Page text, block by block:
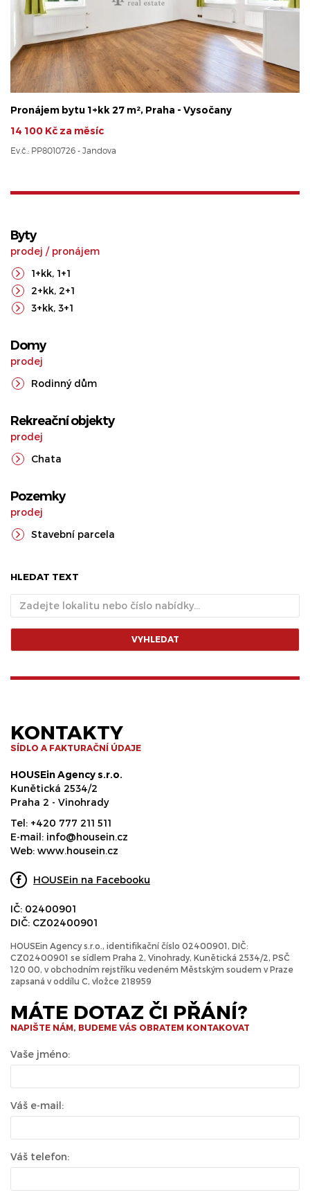
Pronájem bytu 1+kk 27 m², Praha - Vysočany
14 100 Kč za měsíc
Ev.č.: PP8010726 - Jandova
Byty
prodej / pronájem
1+kk, 1+1
2+kk, 2+1
3+kk, 3+1
Domy
prodej
Rodinný dům
Rekreační objekty
prodej
Chata
Pozemky
prodej
Stavební parcela
HLEDAT TEXT
VYHLEDAT
KONTAKTY
SÍDLO A FAKTURAČNÍ ÚDAJE
HOUSEin Agency s.r.o.
Kunětická 2534/2
Praha 2 - Vinohrady
Tel: +420 777 211 511
E-mail: info@housein.cz
Web: www.housein.cz
HOUSEin na Facebooku
IČ: 02400901
DIČ: CZ02400901
HOUSEin Agency s.r.o., identifikační číslo 02400901, DIČ:
CZ02400901 se sídlem Praha 2, Vinohrady, Kunětická 2534/2, PSČ
120 00, v obchodním rejstříku vedeném Městským soudem v Praze
zapsaná v oddílu C, vložce 218959
MÁTE DOTAZ ČI PŘÁNÍ?
NAPIŠTE NÁM, BUDEME VÁS OBRATEM KONTAKOVAT
Vaše jméno:
Váš e-mail:
Váš telefon: